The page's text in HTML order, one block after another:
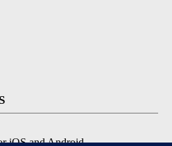
iOS and Android